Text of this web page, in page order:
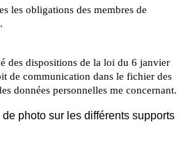
les obligations des membres de
des dispositions de la loi du 6 janvier
de communication dans le fichier des
données personnelles me concernant.
photo sur les différents supports